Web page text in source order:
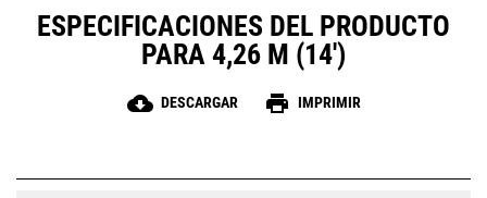
ESPECIFICACIONES DEL PRODUCTO
PARA 4,26 M (14')
cloud_download DESCARGAR print IMPRIMIR